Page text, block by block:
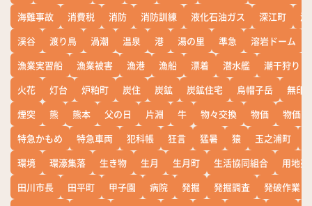
海難事故
消費税 消防 消防訓練 液化石油ガス 深江町
淵
渓谷
渡り鳥 渦潮 温泉 港 湯の里 準急 溶岩ドーム
漁業実習船
漁業被害 漁港 漁船 漂着 潜水艦
潮干狩り
火花
灯台 炉粕町 炭住 炭鉱 炭鉱住宅 烏帽子岳
無印
煙突
熊 熊本 父の日 片淵 牛 物々交換 物価
物価高
特急かもめ
特急車両 犯科帳 狂言 猛暑 猿 玉之浦町
環境
環濠集落 生き物 生月 生月町 生活協同組合
用地売
田川市長
田平町 甲子園 病院 発掘 発掘調査
発破作業